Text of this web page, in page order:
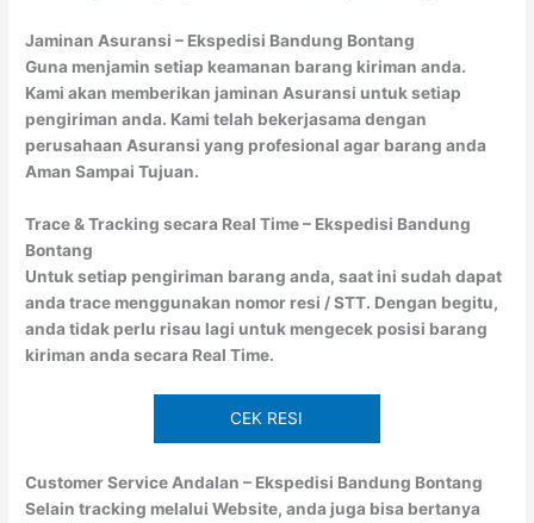
Jaminan Asuransi – Ekspedisi Bandung Bontang
Guna menjamin setiap keamanan barang kiriman anda.
Kami akan memberikan jaminan Asuransi untuk setiap
pengiriman anda. Kami telah bekerjasama dengan
perusahaan Asuransi yang profesional agar barang anda
Aman Sampai Tujuan.
Trace & Tracking secara Real Time – Ekspedisi Bandung
Bontang
Untuk setiap pengiriman barang anda, saat ini sudah dapat
anda trace menggunakan nomor resi / STT. Dengan begitu,
anda tidak perlu risau lagi untuk mengecek posisi barang
kiriman anda secara Real Time.
CEK RESI
Customer Service Andalan – Ekspedisi Bandung Bontang
Selain tracking melalui Website, anda juga bisa bertanya